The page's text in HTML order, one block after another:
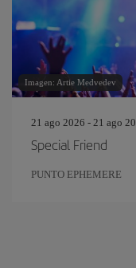
Imagen: Artie Medvedev
21 ago 2026 - 21 ago
Special Friend
PUNTO EPHEMERE